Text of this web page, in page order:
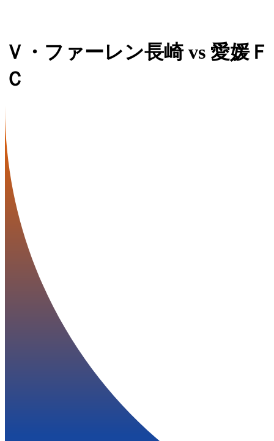
Ｖ・ファーレン長崎vs 愛媛Ｆ
Ｃ